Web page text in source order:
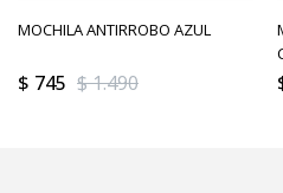
MOCHILA ANTIRROBO AZUL
$ 745 $1.490